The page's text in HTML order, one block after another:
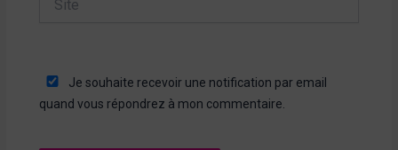
Je souhaite recevoir une notification par email
quand vous répondrez à mon commentaire.